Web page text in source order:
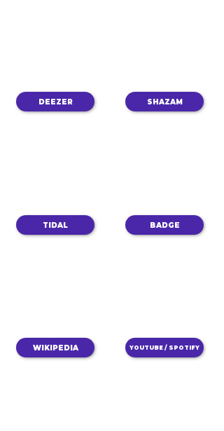
DEEZER SHAZAM
TIDAL BADGE
WIKIPEDIA YOUTUBE / SPOTIFY